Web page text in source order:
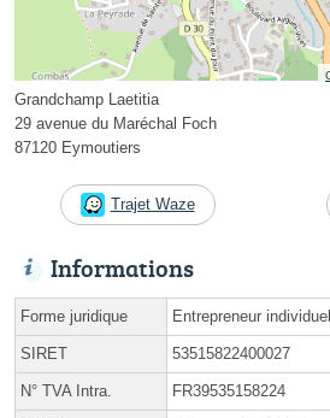
Grandchamp Laetitia
29 avenue du Maréchal Foch
87120 Eymoutiers
Trajet Waze
Informations
Forme juridique Entrepreneur individuel
SIRET 53515822400027
N° TVA Intra. FR39535158224